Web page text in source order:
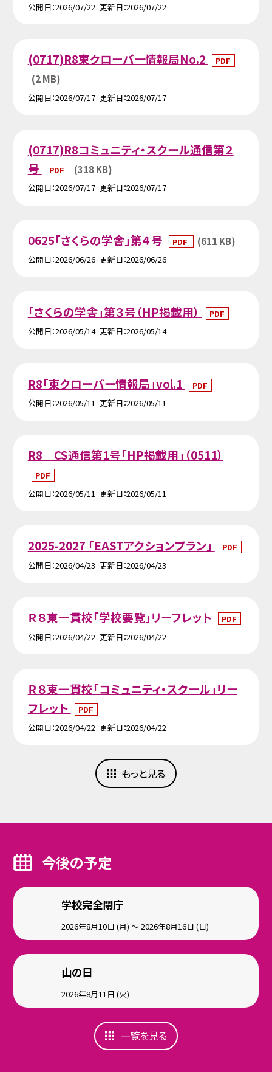
公開日 2026/07/22 更新日 2026/07/22
(0717)R8東クローバー情報局No.2 PDF
(2 MB)
公開日 2026/07/17 更新日 2026/07/17
(0717)R8コミュニティ・スクール通信第２
号
PDF (318 KB)
公開日 2026/07/17 更新日 2026/07/17
0625「さくらの学舎」第４号 PDF (611 KB)
公開日 2026/06/26 更新日 2026/06/26
「さくらの学舎」第３号（HP掲載用）
PDF
公開日 2026/05/14 更新日 2026/05/14
R8「東クローバー情報局」vol.1
PDF
公開日 2026/05/11 更新日 2026/05/11
R8 CS通信第1号「HP掲載用」（0511）
PDF
公開日 2026/05/11 更新日 2026/05/11
2025-2027 「EASTアクションプラン」
PDF
公開日 2026/04/23 更新日 2026/04/23
Ｒ８東一貫校「学校要覧」リーフレット
PDF
公開日 2026/04/22 更新日 2026/04/22
Ｒ８東一貫校「コミュニティ・スクール」リー
フレット
PDF
公開日 2026/04/22 更新日 2026/04/22
もっと見る
今後の予定
学校完全閉庁
2026年8月10日 (月) ～ 2026年8月16日 (日)
山の日
2026年8月11日 (火)
一覧を見る